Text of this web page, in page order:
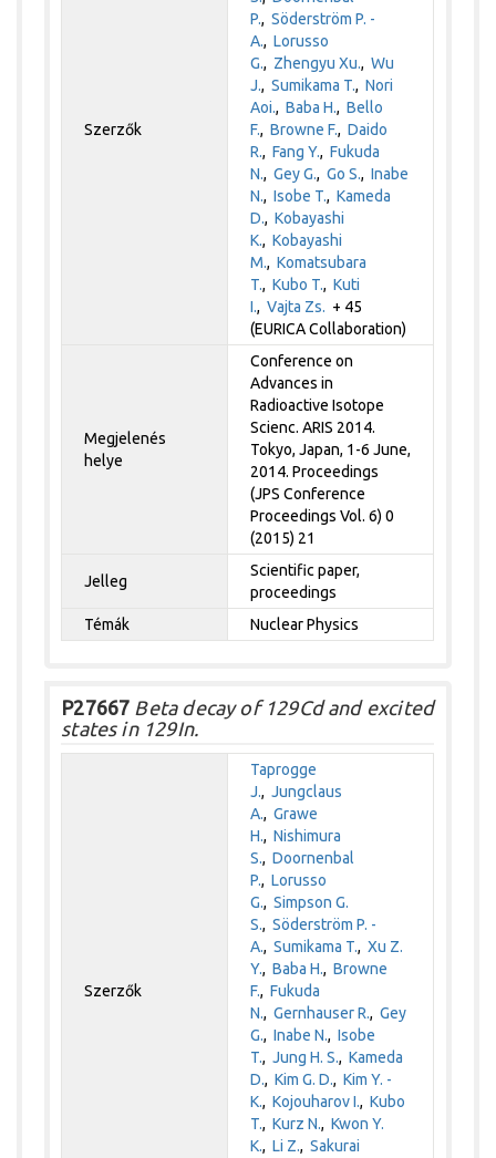
Szerzők
P.,Söderström P. -
A.,Lorusso
G., Zhengyu Xu.,Wu
J.,Sumikama T.,Nori
Aoi.,Baba H.,Bello
F.,Browne F.,Daido
R.,Fang Y.,Fukuda
N.,Gey G.,Go S.,Inabe
N.,Isobe T.,Kameda
D.,Kobayashi
K.,Kobayashi
M.,Komatsubara
T.,Kubo T.,Kuti
I.,Vajta Zs. + 45
(EURICA Collaboration)
Megjelenés
helye
Conference on
Advances in
Radioactive Isotope
Scienc. ARIS 2014.
Tokyo, Japan, 1-6 June,
2014. Proceedings
(JPS Conference
Proceedings Vol. 6) 0
(2015) 21
Jelleg
Scientific paper,
proceedings
Témák
Nuclear Physics
P27667 Beta decay of 129Cd and excited
states in 129In.
Szerzők
Taprogge
J.,Jungclaus
A.,Grawe
H.,Nishimura
S.,Doornenbal
P.,Lorusso
G.,Simpson G.
S.,Söderström P. -
A.,Sumikama T.,Xu Z.
Y.,Baba H.,Browne
F.,Fukuda
N.,Gernhauser R.,Gey
G.,Inabe N.,Isobe
T.,Jung H. S.,Kameda
D.,Kim G. D.,Kim Y. -
K.,Kojouharov I.,Kubo
T.,Kurz N.,Kwon Y.
K.,Li Z.,Sakurai